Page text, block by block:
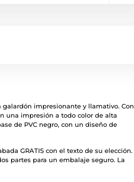
galardón impresionante y llamativo. Con
una impresión a todo color de alta
de PVC negro, con un diseño de
GRATIS con el texto de su elección.
partes para un embalaje seguro. La